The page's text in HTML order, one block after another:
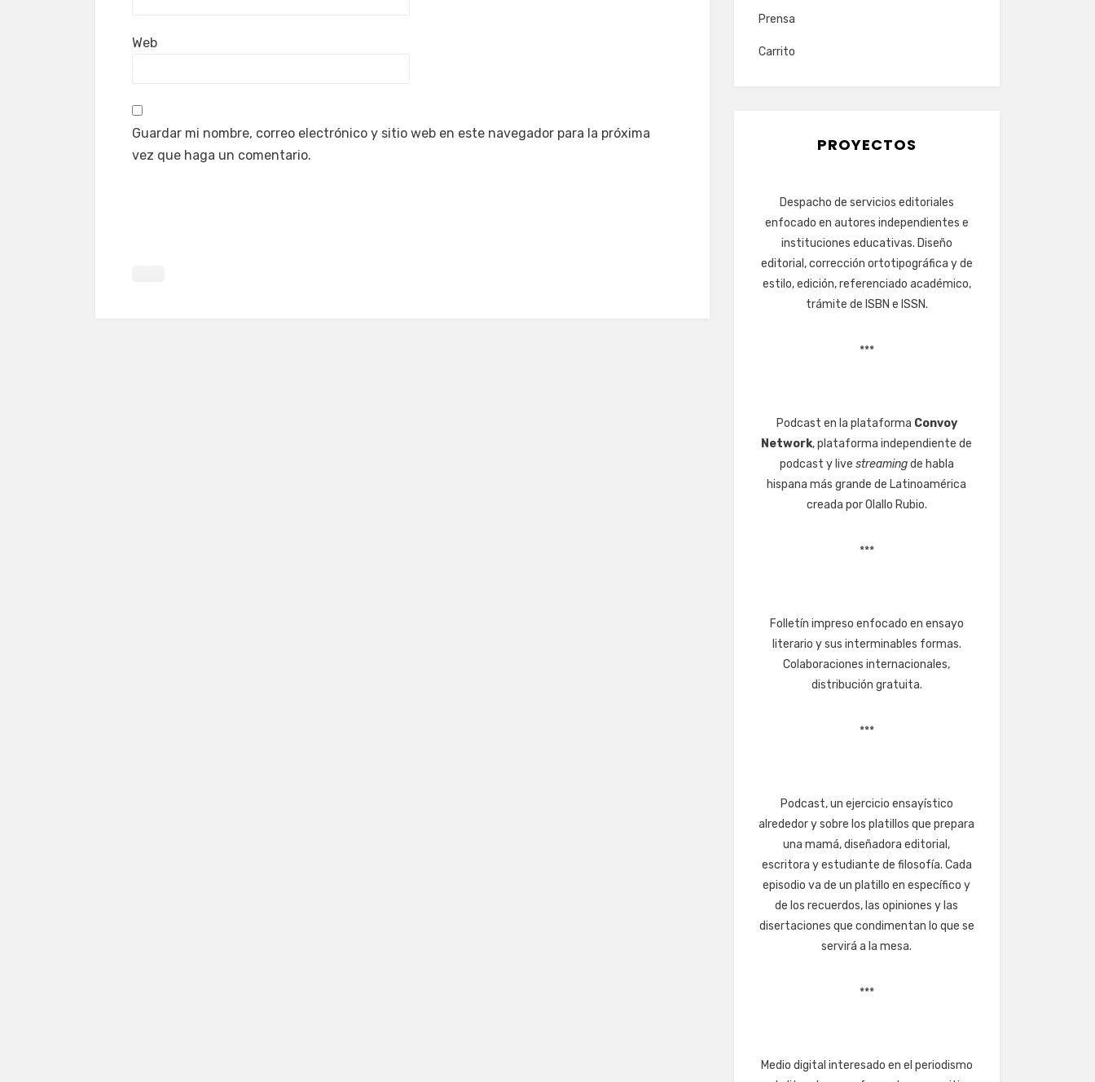
Web
Guardar mi nombre, correo electrónico y sitio web en este navegador para la próxima
vez que haga un comentario.
Prensa
Carrito
PROYECTOS
Despacho de servicios editoriales
enfocado en autores independientes e
instituciones educativas. Diseño
editorial, corrección ortotipográfica y de
estilo, edición, referenciado académico,
trámite de ISBN e ISSN.
***
Podcast en la plataforma Convoy
Network, plataforma independiente de
podcast y live streamingde habla
hispana más grande de Latinoamérica
creada por Olallo Rubio.
***
Folletín impreso enfocado en ensayo
literario y sus interminables formas.
Colaboraciones internacionales,
distribución gratuita.
***
Podcast, un ejercicio ensayístico
alrededor y sobre los platillos que prepara
una mamá, diseñadora editorial,
escritora y estudiante de filosofía. Cada
episodio va de un platillo en específico y
de los recuerdos, las opiniones y las
disertaciones que condimentan lo que se
servirá a la mesa.
***
Medio digital interesado en el periodismo